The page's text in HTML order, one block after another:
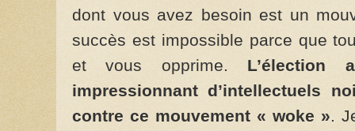
dont vous avez besoin est un
succès est impossible parce que
et vous opprime. L’élection
impressionnant d’intellectuels
contre ce mouvement « woke ».